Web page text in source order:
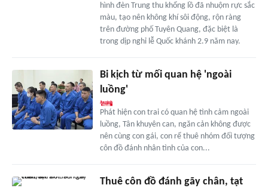
hình đèn Trung thu khổng lồ đã nhuộm rực sắc
màu, tạo nên không khí sôi động, rộn ràng
trên đường phố Tuyên Quang, đặc biệt là
trong dịp nghỉ lễ Quốc khánh 2.9 năm nay.
Bi kịch từ mối quan hệ 'ngoài
luồng'
Phát hiện con trai có quan hệ tình cảm ngoài
luồng, Tân khuyên can, ngăn cản không được
nên cùng con gái, con rể thuê nhóm đối tượng
côn đồ đánh nhân tình của con...
Thuê côn đồ đánh gãy chân, tạt